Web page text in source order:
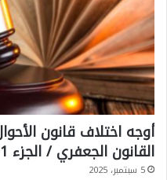
أوجه اختلاف قانون
القانون الجعفري / الجزء 1
5 سبتمبر، 2025